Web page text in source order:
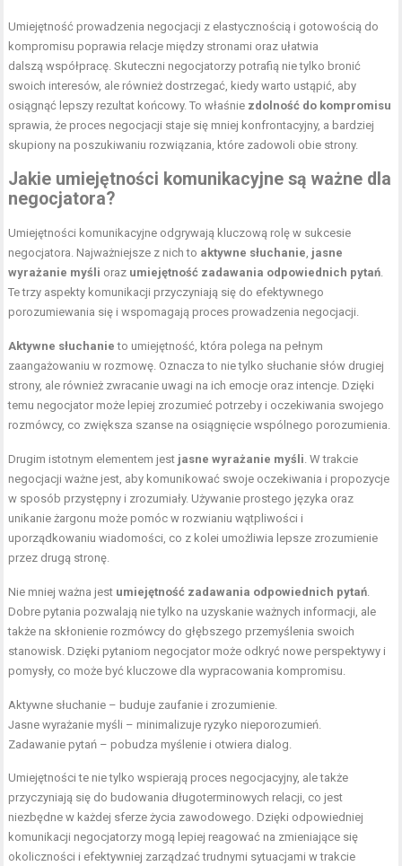
Umiejętność prowadzenia negocjacji z elastycznością i gotowością do
kompromisu poprawia relacje między stronami oraz ułatwia
dalszą współpracę. Skuteczni negocjatorzy potrafią nie tylko bronić
swoich interesów, ale również dostrzegać, kiedy warto ustąpić, aby
osiągnąć lepszy rezultat końcowy. To właśnie zdolność do kompromisu
sprawia, że proces negocjacji staje się mniej konfrontacyjny, a bardziej
skupiony na poszukiwaniu rozwiązania, które zadowoli obie strony.
Jakie umiejętności komunikacyjne są ważne dla
negocjatora?
Umiejętności komunikacyjne odgrywają kluczową rolę w sukcesie
negocjatora. Najważniejsze z nich to aktywne słuchanie jasne
wyrażanie myśli oraz umiejętność zadawania odpowiednich pytań
Te trzy aspekty komunikacji przyczyniają się do efektywnego
porozumiewania się i wspomagają proces prowadzenia negocjacji.
Aktywne słuchanie to umiejętność, która polega na pełnym
zaangażowaniu w rozmowę. Oznacza to nie tylko słuchanie słów drugiej
strony, ale również zwracanie uwagi na ich emocje oraz intencje. Dzięki
temu negocjator może lepiej zrozumieć potrzeby i oczekiwania swojego
rozmówcy, co zwiększa szanse na osiągnięcie wspólnego porozumienia.
Drugim istotnym elementem jest jasne wyrażanie myśli . W trakcie
negocjacji ważne jest, aby komunikować swoje oczekiwania i propozycje
w sposób przystępny i zrozumiały. Używanie prostego języka oraz
unikanie żargonu może pomóc w rozwianiu wątpliwości i
uporządkowaniu wiadomości, co z kolei umożliwia lepsze zrozumienie
przez drugą stronę.
Nie mniej ważna jest umiejętność zadawania odpowiednich pytań
Dobre pytania pozwalają nie tylko na uzyskanie ważnych informacji, ale
także na skłonienie rozmówcy do głębszego przemyślenia swoich
stanowisk. Dzięki pytaniom negocjator może odkryć nowe perspektywy i
pomysły, co może być kluczowe dla wypracowania kompromisu.
Aktywne słuchanie – buduje zaufanie i zrozumienie.
Jasne wyrażanie myśli – minimalizuje ryzyko nieporozumień.
Zadawanie pytań – pobudza myślenie i otwiera dialog.
Umiejętności te nie tylko wspierają proces negocjacyjny, ale także
przyczyniają się do budowania długoterminowych relacji, co jest
niezbędne w każdej sferze życia zawodowego. Dzięki odpowiedniej
komunikacji negocjatorzy mogą lepiej reagować na zmieniające się
okoliczności i efektywniej zarządzać trudnymi sytuacjami w trakcie